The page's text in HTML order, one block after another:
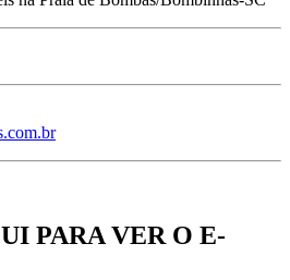
PARA VER O E-